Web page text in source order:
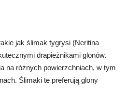
jak ślimak tygrysi (Neritina
drapieżnikami glonów.
na różnych powierzchniach, w tym
Ślimaki te preferują glony